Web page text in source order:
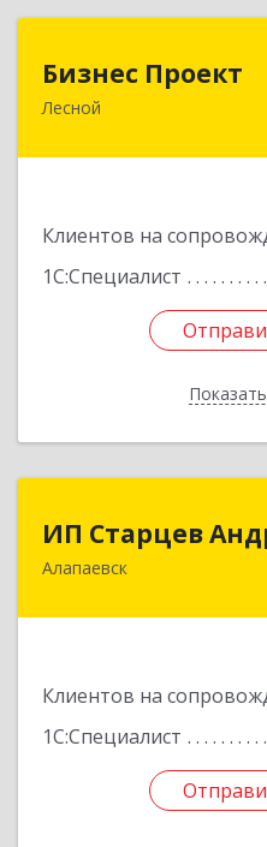
Бизнес Проект
Лесной
Клиентов на
1С:Специалист
624200,
ИП Старцев
Алапаевск
Клиентов на
1С:Специалист
ИП Старцев
624601,